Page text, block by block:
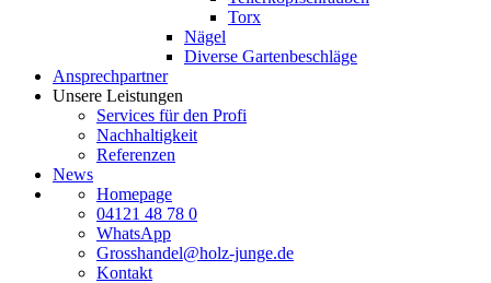
Torx
Nägel
Diverse Gartenbeschläge
Ansprechpartner
Unsere Leistungen
Services für den Profi
Nachhaltigkeit
Referenzen
News
Homepage
04121 48 78 0
WhatsApp
Grosshandel@holz-junge.de
Kontakt